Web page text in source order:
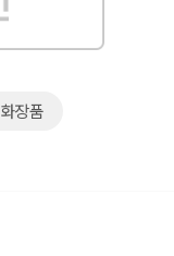
화장품